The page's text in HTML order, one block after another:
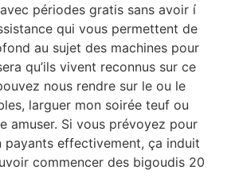
périodes gratis sans avoir í
qui vous permettent de
au sujet des machines pour
qu’ils vivent reconnus sur ce
nous rendre sur le ou le
larguer mon soirée teuf ou
amuser. Si vous prévoyez pour
payants effectivement, ça induit
commencer des bigoudis 20